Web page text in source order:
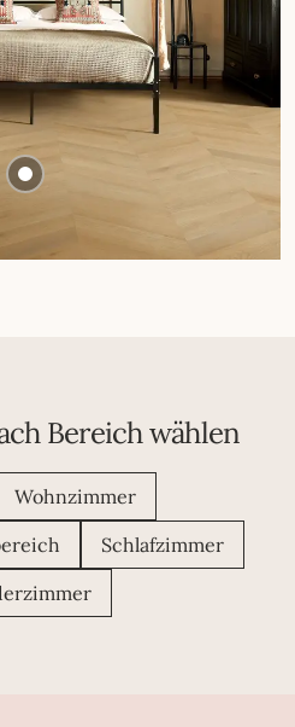
Bereich wählen
Wohnzimmer
Schlafzimmer